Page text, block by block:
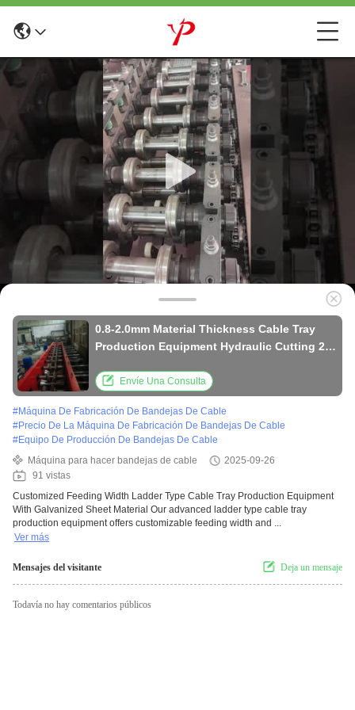
0.8-2.0mm Material Thickness Cable Tray
Production Equipment Hydraulic Cutting 2-
Envíe Una Consulta
#Máquina De Fabricación De Bandejas De Cable
#Precio De La Máquina De Fabricación De Bandejas De Cable
#Equipo De Producción De Bandejas De Cable
Máquina para hacer bandejas de cable
2025-09-26
91 vistas
Customized Feeding Width Ladder Type Cable Tray Production Equipment
With Galvanized Sheet Material Our advanced ladder type cable tray
production equipment offers customizable feeding width and ...
Ver más
Mensajes del visitante Deja un mensaje
Todavía no hay comentarios públicos